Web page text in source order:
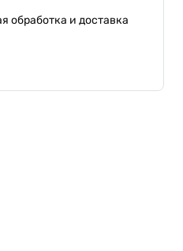
обработка и доставка